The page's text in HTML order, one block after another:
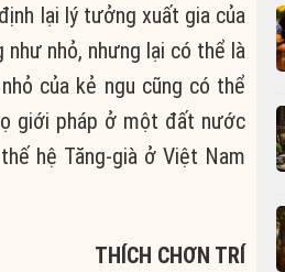
lại lý tưởng xuất gia của
nhỏ, nhưng lại có thể là
của kẻ ngu cũng có thể
giới pháp ở một đất nước
hệ Tăng-già ở Việt Nam
THÍCH CHƠN TRÍ